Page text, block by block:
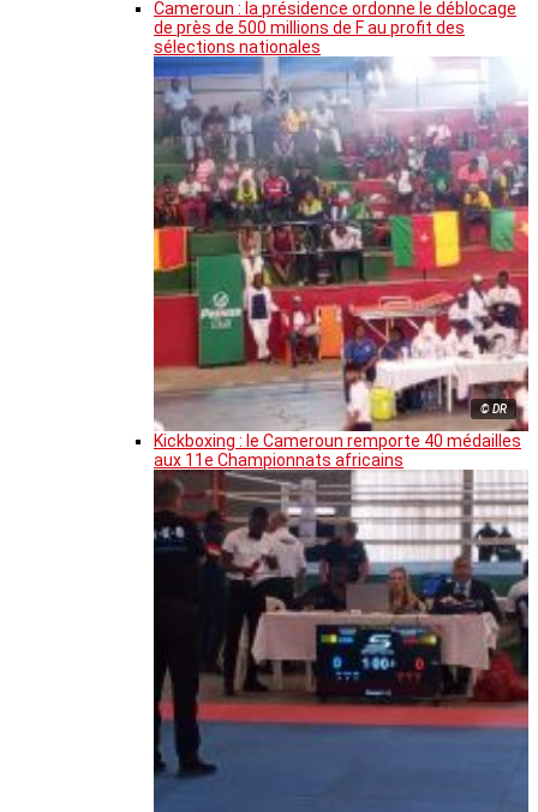
Cameroun : la présidence ordonne le déblocage
de près de 500 millions de F au profit des
sélections nationales
© DR
Kickboxing : le Cameroun remporte 40 médailles
aux 11e Championnats africains